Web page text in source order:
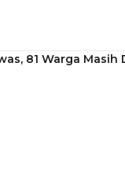
81 Warga Masih